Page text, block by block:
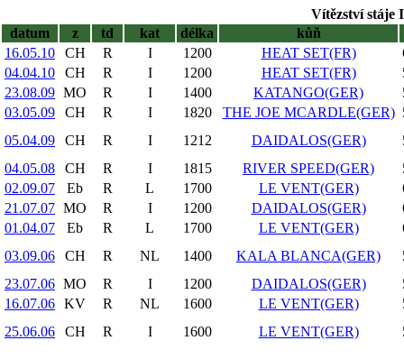
Vítězství stáje
datum
z td kat délka
kůň
16.05.10
CH R I 1200 HEAT SET(FR)
04.04.10
CH R I 1200 HEAT SET(FR)
23.08.09 MO R I 1400 KATANGO(GER)
03.05.09
CH R I 1820 THE JOE MCARDLE(GER)
05.04.09
CH R I 1212 DAIDALOS(GER)
04.05.08
CH R I 1815 RIVER SPEED(GER)
02.09.07
Eb R L 1700 LE VENT(GER)
21.07.07 MO R I 1200 DAIDALOS(GER)
01.04.07
Eb R L 1700 LE VENT(GER)
03.09.06
CH R NL 1400 KALA BLANCA(GER)
23.07.06 MO R I 1200 DAIDALOS(GER)
16.07.06 KV R NL 1600 LE VENT(GER)
25.06.06
CH R I 1600 LE VENT(GER)